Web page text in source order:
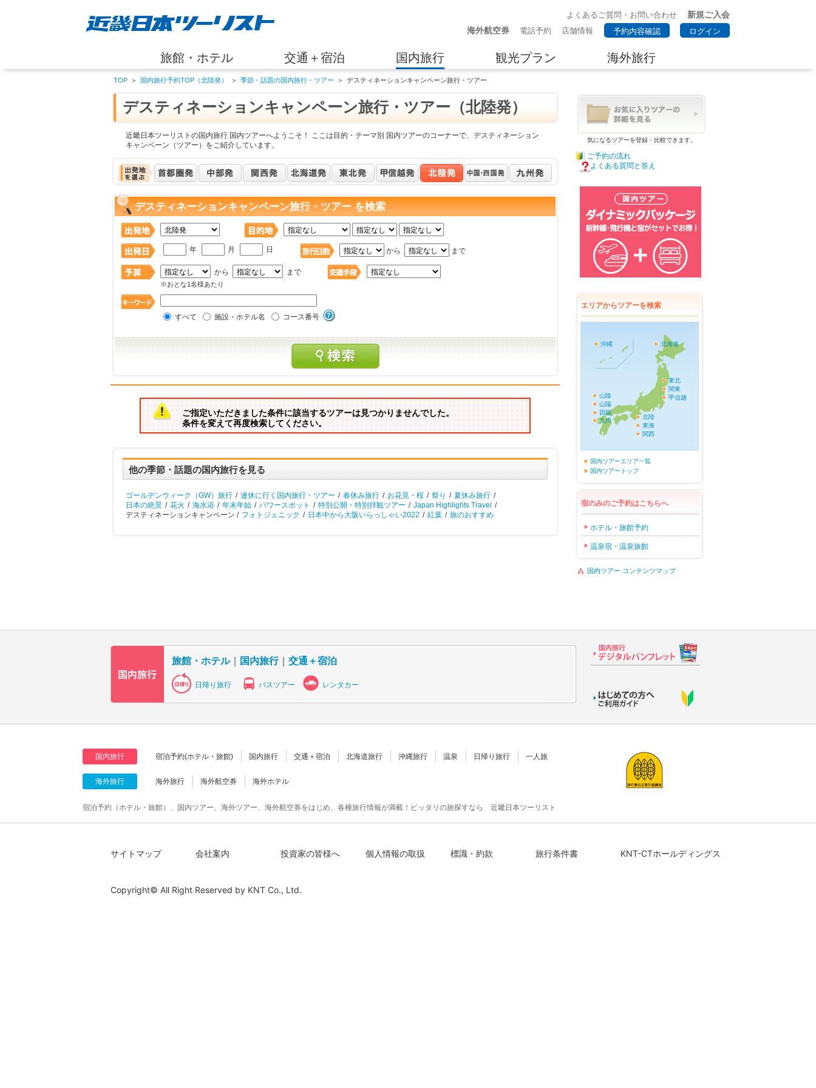
よくあるご質問・お問い合わせ
新規ご入会
海外航空券
電話予約 店舗情報 予約内容確認 ログイン
旅館・ホテル 交通＋宿泊 国内旅行 観光プラン 海外旅行
TOP ＞ 国内旅行予約TOP（北陸発） ＞ 季節・話題の国内旅行・ツアー ＞ デスティネーションキャンペーン旅行・ツアー
デスティネーションキャンペーン旅行・ツアー（北陸発）
近畿日本ツーリストの国内旅行 国内ツアーへようこそ！ ここは目的・テーマ別 国内ツアーのコーナーで、デスティネーション
キャンペーン（ツアー）をご紹介しています。
デスティネーションキャンペーン旅行・ツアー を検索
年 月 日 から まで
から まで
※おとな1名様あたり
すべて 施設・ホテル名 コース番号
ご指定いただきました条件に該当するツアーは見つかりませんでした。
条件を変えて再度検索してください。
他の季節・話題の国内旅行を見る
ゴールデンウィーク（GW）旅行 / 連休に行く国内旅行・ツアー / 春休み旅行 / お花見・桜 / 祭り / 夏休み旅行 /
日本の絶景 / 花火 / 海水浴 / 年末年始 / パワースポット / 特別公開・特別拝観ツアー / Japan Highlights Travel
/
デスティネーションキャンペーン / フォトジェニック / 日本中から大阪いらっしゃい2022 / 紅葉 / 旅のおすすめ
気になるツアーを登録・比較できます。
ご予約の流れ
よくある質問と答え
エリアからツアーを検索
北海道
東北
関東
甲信越
北陸
東海
関西
山陰
山陽
四国
九州
沖縄
国内ツアーエリア一覧
国内ツアートップ
宿のみのご予約はこちらへ
ホテル・旅館予約
温泉宿・温泉旅館
国内ツアー コンテンツマップ
旅館・ホテル｜ 国内旅行｜ 交通＋宿泊
日帰り旅行 バスツアー レンタカー
国内旅行 宿泊予約(ホテル・旅館) 国内旅行 交通＋宿泊 北海道旅行 沖縄旅行 温泉 日帰り旅行 一人旅
海外旅行 海外旅行 海外航空券 海外ホテル
宿泊予約（ホテル・旅館）、国内ツアー、海外ツアー、海外航空券をはじめ、各種旅行情報が満載！ピッタリの旅探すなら 近畿日本ツーリスト
サイトマップ 会社案内 投資家の皆様へ 個人情報の取扱 標識・約款 旅行条件書 KNT-CTホールディングス
Copyright© All Right Reserved by KNT Co., Ltd.